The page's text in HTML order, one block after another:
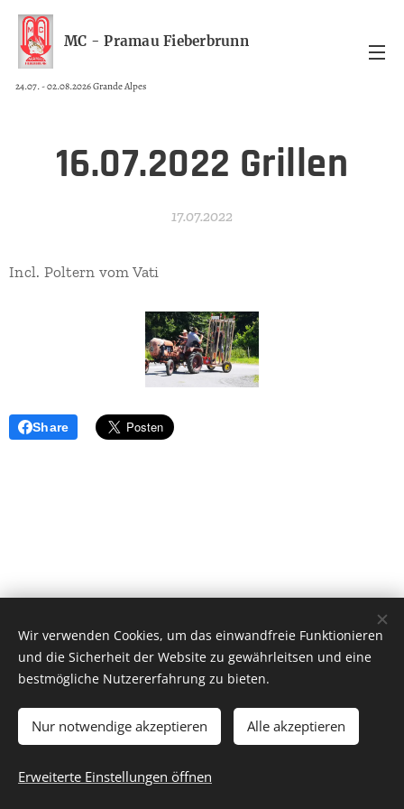
MC - Pramau Fieberbrunn
24.07. - 02.08.2026 Grande Alpes
16.07.2022 Grillen
17.07.2022
Incl. Poltern vom Vati
Share
Alle Rechte vorbehalten | Fieberbrunn MC- Pramau seit 1979
Cookies
Wir verwenden Cookies, um das einwandfreie Funktionieren
und die Sicherheit der Website zu gewährleitsen und eine
bestmögliche Nutzererfahrung zu bieten.
Nur notwendige akzeptieren Alle akzeptieren
Erweiterte Einstellungen öffnen